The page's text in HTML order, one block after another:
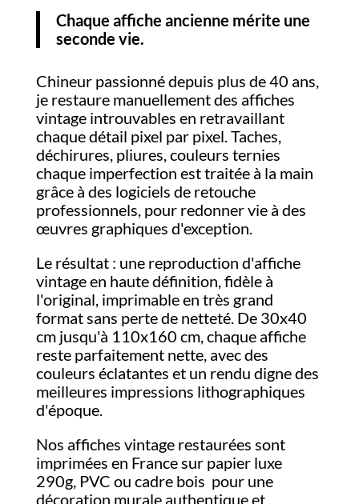
Chaque affiche ancienne mérite une
seconde vie.
Chineur passionné depuis plus de 40 ans,
je restaure manuellement des affiches
vintage introuvables en retravaillant
chaque détail pixel par pixel. Taches,
déchirures, pliures, couleurs ternies
chaque imperfection est traitée à la main
grâce à des logiciels de retouche
professionnels, pour redonner vie à des
œuvres graphiques d'exception.
Le résultat : une reproduction d'affiche
vintage en haute définition, fidèle à
l'original, imprimable en très grand
format sans perte de netteté. De 30x40
cm jusqu'à 110x160 cm, chaque affiche
reste parfaitement nette, avec des
couleurs éclatantes et un rendu digne des
meilleures impressions lithographiques
d'époque.
Nos affiches vintage restaurées sont
imprimées en France sur papier luxe
290g, PVC ou cadre bois pour une
décoration murale authentique et